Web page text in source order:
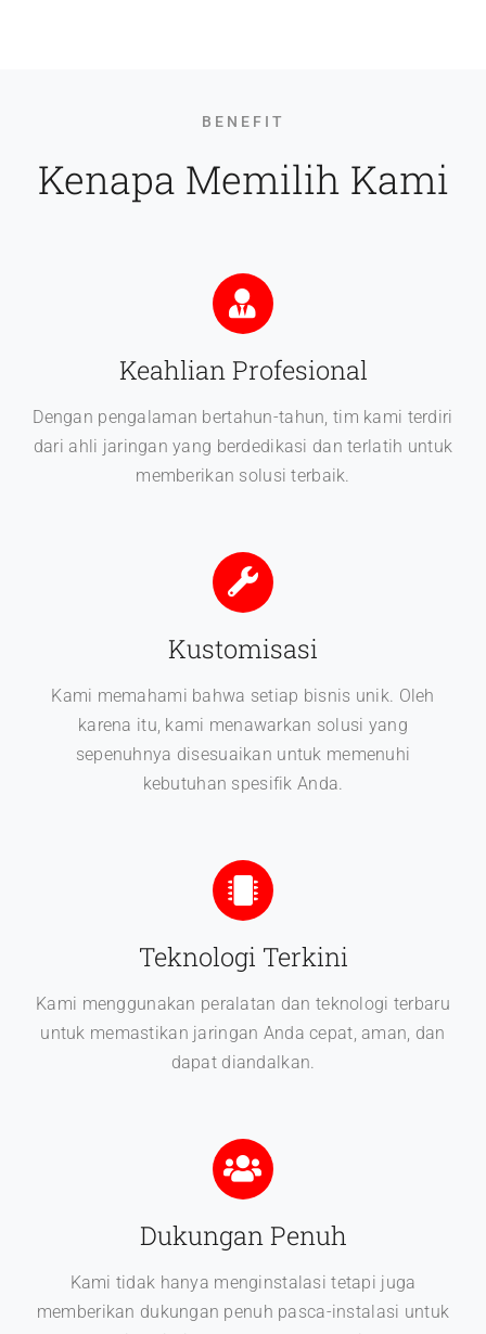
BENEFIT
Kenapa Memilih Kami
Keahlian Profesional
Dengan pengalaman bertahun-tahun, tim kami terdiri
dari ahli jaringan yang berdedikasi dan terlatih untuk
memberikan solusi terbaik.
Kustomisasi
Kami memahami bahwa setiap bisnis unik. Oleh
karena itu, kami menawarkan solusi yang
sepenuhnya disesuaikan untuk memenuhi
kebutuhan spesifik Anda.
Teknologi Terkini
Kami menggunakan peralatan dan teknologi terbaru
untuk memastikan jaringan Anda cepat, aman, dan
dapat diandalkan.
Dukungan Penuh
Kami tidak hanya menginstalasi tetapi juga
memberikan dukungan penuh pasca-instalasi untuk